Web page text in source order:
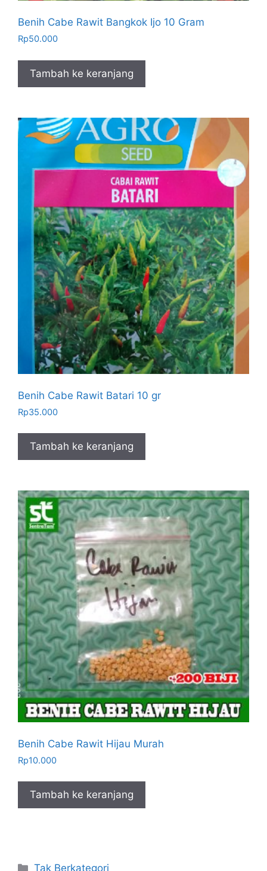
Benih Cabe Rawit Bangkok Ijo 10 Gram
Rp50.000
Tambah ke keranjang
Benih Cabe Rawit Batari 10 gr
Rp35.000
Tambah ke keranjang
Benih Cabe Rawit Hijau Murah
Rp10.000
Tambah ke keranjang
Kategori
Tak Berkategori